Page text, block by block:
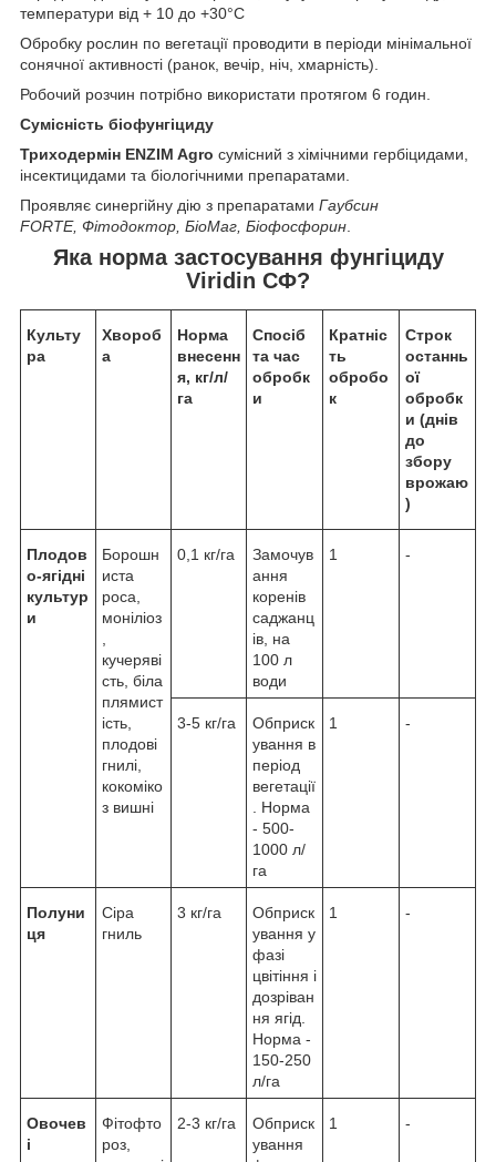
температури від + 10 до +30°С
Обробку рослин по вегетації проводити в періоди мінімальної
сонячної активності (ранок, вечір, ніч, хмарність).
Робочий розчин потрібно використати протягом 6 годин.
Сумісність біофунгіциду
Триходермін ENZIM Agro сумісний з хімічними гербіцидами,
інсектицидами та біологічними препаратами.
Проявляє синергійну дію з препаратами Гаубсин
FORTE, Фітодоктор, БіоМаг, Біофосфорин
Яка норма застосування фунгіциду
Viridin СФ?
Культу
ра
Хвороб
а
Норма
внесенн
я, кг/л/
га
Спосіб
та час
обробк
и
Кратніс
ть
обробо
к
Строк
останнь
ої
обробк
и (днів
до
збору
врожаю
)
Плодов
о-ягідні
культур
и
Борошн
иста
роса,
моніліоз
,
кучеряві
сть, біла
плямист
ість,
плодові
гнилі,
кокоміко
з вишні
0,1 кг/га
Замочув
ання
коренів
саджанц
ів, на
100 л
води
1 -
3-5 кг/га
Обприск
ування в
період
вегетації
. Норма
- 500-
1000 л/
га
1 -
Полуни
ця
Сіра
гниль
3 кг/га
Обприск
ування у
фазі
цвітіння і
дозріван
ня ягід.
Норма -
150-250
л/га
1 -
Овочев
і
Фітофто
роз,
2-3 кг/га
Обприск
ування
1 -